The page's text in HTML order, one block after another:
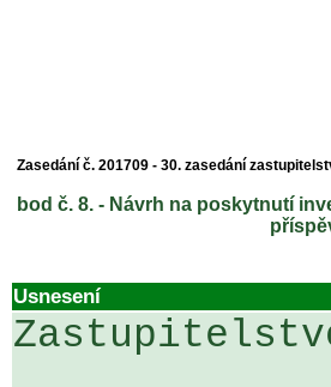
Zasedání č. 201709 - 30. zasedání
bod č. 8. - Návrh na poskytnutí
Usnesení